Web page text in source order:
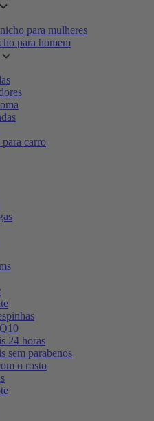
para mulheres
para homem
carro
24 horas
sem parabenos
o rosto